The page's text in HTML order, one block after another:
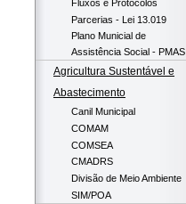
Fluxos e Protocolos
Parcerias - Lei 13.019
Plano Municial de
Assistência Social - PMAS
Agricultura Sustentável e
Abastecimento
Canil Municipal
COMAM
COMSEA
CMADRS
Divisão de Meio Ambiente
SIM/POA